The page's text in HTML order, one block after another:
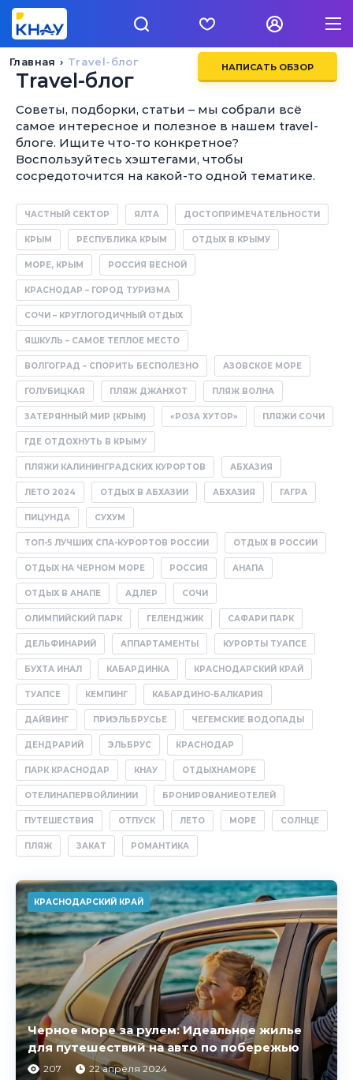
Travel-блог
Главная
Travel-блог
НАПИСАТЬ ОБЗОР
Советы, подборки, статьи – мы собрали всё
самое интересное и полезное в нашем travel-
блоге. Ищите что-то конкретное?
Воспользуйтесь хэштегами, чтобы
сосредоточится на какой-то одной тематике.
ЧАСТНЫЙ СЕКТОР ЯЛТА ДОСТОПРИМЕЧАТЕЛЬНОСТИ
КРЫМ РЕСПУБЛИКА КРЫМ ОТДЫХ В КРЫМУ
МОРЕ, КРЫМ РОССИЯ ВЕСНОЙ
КРАСНОДАР – ГОРОД ТУРИЗМА
СОЧИ – КРУГЛОГОДИЧНЫЙ ОТДЫХ
ЯШКУЛЬ – САМОЕ ТЕПЛОЕ МЕСТО
ВОЛГОГРАД – СПОРИТЬ БЕСПОЛЕЗНО АЗОВСКОЕ МОРЕ
ГОЛУБИЦКАЯ ПЛЯЖ ДЖАНХОТ ПЛЯЖ ВОЛНА
ЗАТЕРЯННЫЙ МИР (КРЫМ) «РОЗА ХУТОР» ПЛЯЖИ СОЧИ
ГДЕ ОТДОХНУТЬ В КРЫМУ
ПЛЯЖИ КАЛИНИНГРАДСКИХ КУРОРТОВ АБХАЗИЯ
ЛЕТО 2024 ОТДЫХ В АБХАЗИИ АБХАЗИЯ ГАГРА
ПИЦУНДА СУХУМ
ТОП-5 ЛУЧШИХ СПА-КУРОРТОВ РОССИИ ОТДЫХ В РОССИИ
ОТДЫХ НА ЧЕРНОМ МОРЕ РОССИЯ АНАПА
ОТДЫХ В АНАПЕ АДЛЕР СОЧИ
ОЛИМПИЙСКИЙ ПАРК ГЕЛЕНДЖИК САФАРИ ПАРК
ДЕЛЬФИНАРИЙ АППАРТАМЕНТЫ КУРОРТЫ ТУАПСЕ
БУХТА ИНАЛ КАБАРДИНКА КРАСНОДАРСКИЙ КРАЙ
ТУАПСЕ КЕМПИНГ КАБАРДИНО-БАЛКАРИЯ
ДАЙВИНГ ПРИЭЛЬБРУСЬЕ ЧЕГЕМСКИЕ ВОДОПАДЫ
ДЕНДРАРИЙ ЭЛЬБРУС КРАСНОДАР
ПАРК КРАСНОДАР КНАУ ОТДЫХНАМОРЕ
ОТЕЛИНАПЕРВОЙЛИНИИ БРОНИРОВАНИЕОТЕЛЕЙ
ПУТЕШЕСТВИЯ ОТПУСК ЛЕТО МОРЕ СОЛНЦЕ
ПЛЯЖ ЗАКАТ РОМАНТИКА
КРАСНОДАРСКИЙ КРАЙ
Черное море за рулем: Идеальное жилье
для путешествий на авто по побережью
207 22 апреля 2024